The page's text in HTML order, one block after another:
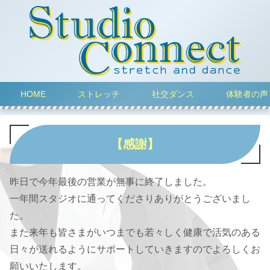
HOME ストレッチ 社交ダンス 体験者の声
【感謝】
昨日で今年最後の営業が無事に終了しました。
一年間スタジオに通ってくださりありがとうございまし
た。
また来年も皆さまがいつまでも若々しく健康で活気のある
日々が送れるようにサポートしていきますのでよろしくお
願いいたします。